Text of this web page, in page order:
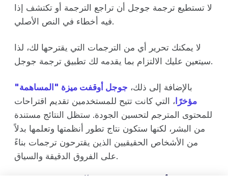
لا تستطيع ترجمة جوجل أن تراجع الترجمة أو تكتشف إذا
فيه أخطاء في النص الأصلي.
لا يمكنك تحرير أي من الترجمات التي يقترحها لك، لذا
سيتعين عليك الالتزام بما يقدمه لك تطبيق ترجمة جوجل.
بالإضافة إلى ذلك، جوجل أوقفت ميزة "المساهمة"
مؤخرًا، التي كانت تتيح للمستخدمين تقديم اقتراحات
للمحتوى المترجم لتحسين الجودة. ستظل النتائج مستندة
من البشر، لكنها ستكون نتاج تطور أنظمتها وتعلمها بدلاً
من الأشخاص الحقيقيين الذين يقترحون ترجمات بناءً
على الفروق الدقيقة والسياق.